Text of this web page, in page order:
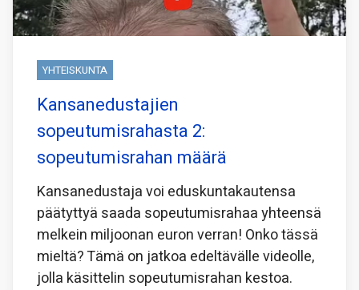
YHTEISKUNTA
Kansanedustajien
sopeutumisrahasta 2:
sopeutumisrahan määrä
Kansanedustaja voi eduskuntakautensa
päätyttyä saada sopeutumisrahaa yhteensä
melkein miljoonan euron verran! Onko tässä
mieltä? Tämä on jatkoa edeltävälle videolle,
jolla käsittelin sopeutumisrahan kestoa.